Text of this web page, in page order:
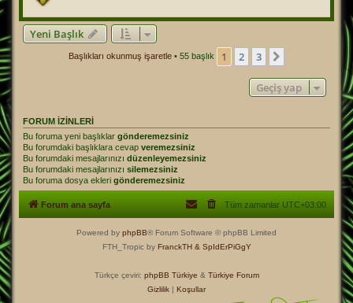
Yeni Başlık
Başlıkları okunmuş işaretle • 55 başlık 1 2 3
Geçiş yap
FORUM IZINLERI
Bu foruma yeni başlıklar gönderemezsiniz
Bu forumdaki başlıklara cevap veremezsiniz
Bu forumdaki mesajlarınızı düzenleyemezsiniz
Bu forumdaki mesajlarınızı silemezsiniz
Bu foruma dosya ekleri gönderemezsiniz
Forum ana sayfa Tüm zamanlar UTC+03:00
Powered by phpBB® Forum Software © phpBB Limited
FTH_Tropic by FranckTH & SpIdErPiGgY
Türkçe çeviri: phpBB Türkiye & Türkiye Forum
Gizlilik | Koşullar